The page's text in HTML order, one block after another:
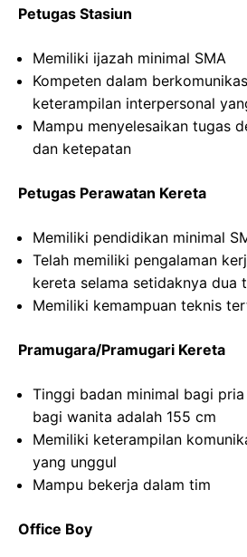
Petugas Stasiun
Memiliki ijazah minimal SMA
Kompeten dalam
keterampilan interpersonal
Mampu menyelesaikan tugas
dan ketepatan
Petugas Perawatan Kereta
Memiliki pendidikan minimal
Telah memiliki pengalaman
kereta selama setidaknya dua
Memiliki kemampuan teknis
Pramugara/Pramugari Kereta
Tinggi badan minimal bagi
bagi wanita adalah 155 cm
Memiliki keterampilan
yang unggul
Mampu bekerja dalam tim
Office Boy